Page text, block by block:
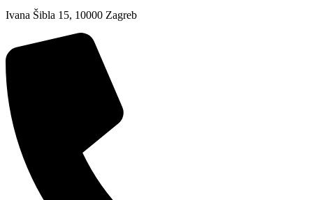
Ivana Šibla 15, 10000 Zagreb